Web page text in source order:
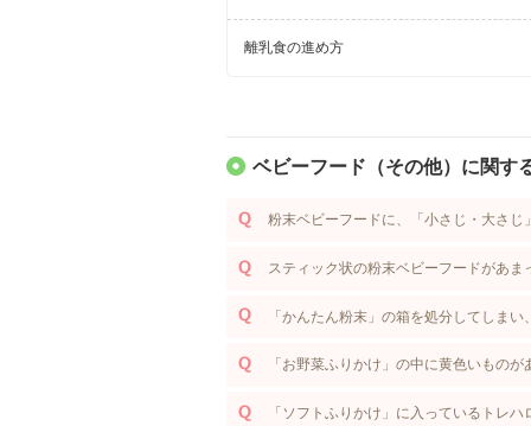
離乳食の進め方
ベビーフード（その他）に関す
粉末ベビーフードに、「小さじ・大さ
スティック状の粉末ベビーフードがあ
「かんたん粉末」の箱を処分してしま
「お野菜ふりかけ」の中に黄色いもの
「ソフトふりかけ」に入っているトレ